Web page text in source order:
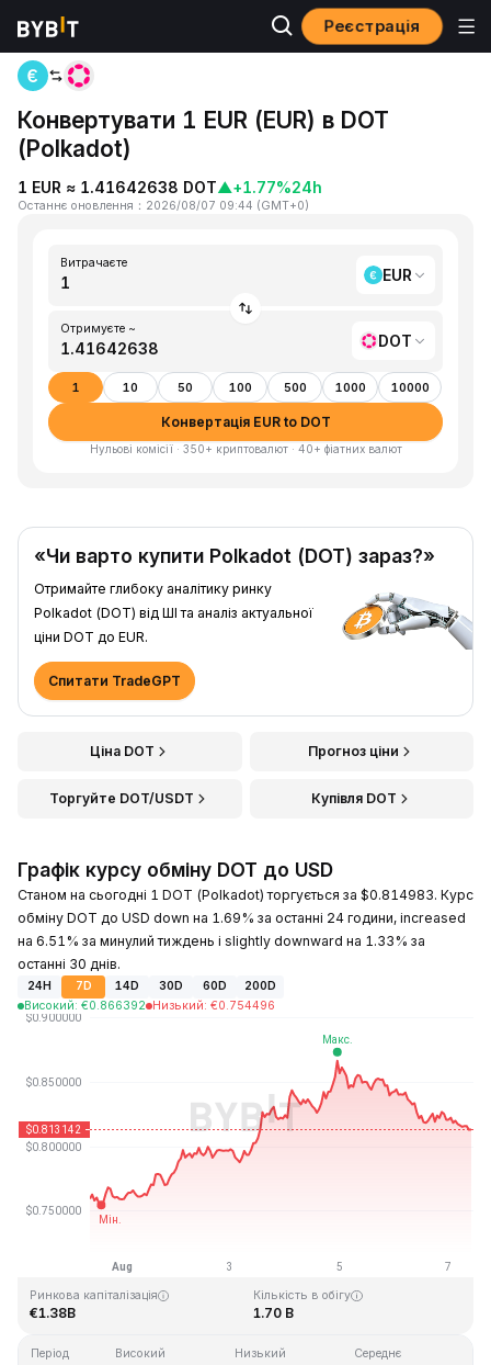
Реєстрація
Головна
Конвертувати 1 EUR (EUR) в DOT
(Polkadot)
1 EUR ≈ 1.41642638 DOT▲+1.77%24h
Останнє оновлення ： 2026/08/07 09:44 (GMT+0)
Витрачаєте
EUR
Отримуєте ~
DOT
1 10 50 100 500 1000 10000
Конвертація EUR to DOT
Нульові комісії · 350+ криптовалют · 40+ фіатних валют
«Чи варто купити Polkadot (DOT) зараз?»
Отримайте глибоку аналітику ринку
Polkadot (DOT) від ШІ та аналіз актуальної
ціни DOT до EUR.
Спитати TradeGPT
Ціна DOT Прогноз ціни
Торгуйте DOT/USDT Купівля DOT
Графік курсу обміну DOT до USD
Станом на сьогодні 1 DOT (Polkadot) торгується за $0.814983. Курс
обміну DOT до USD down на 1.69% за останні 24 години, increased
на 6.51% за минулий тиждень і slightly downward на 1.33% за
останні 30 днів.
24H 7D 14D 30D 60D
200D
Високий: €0.866392 Низький: €0.754496
Останнє оновлення: 2026-08-07, 09:44 GMT+0
Ринкова капіталізація
€1.38B
Кількість в обігу
1.70 B
Період Високий Низький Середнє